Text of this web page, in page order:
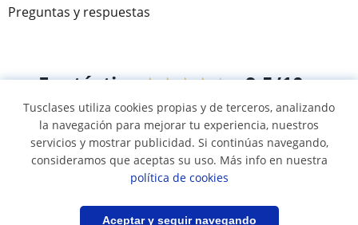
Guardar búsqueda
Preguntas y respuestas
Fantástica★★★★★ 9,5/10
305883 opiniones de alumnos
© 2007 - 2026 Tusclases.co
Mapa web:Profesores particulares
Tusclases utiliza cookies propias y de terceros, analizando
la navegación para mejorar tu experiencia, nuestros
servicios y mostrar publicidad. Si continúas navegando,
consideramos que aceptas su uso. Más info en nuestra
política de cookies
Aceptar y seguir navegando